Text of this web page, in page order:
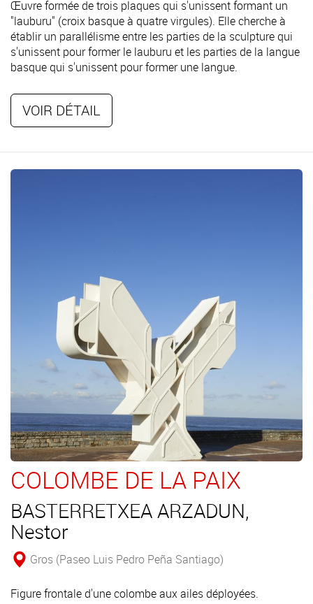
Œuvre formée de trois plaques qui s'unissent formant un
"lauburu" (croix basque à quatre virgules). Elle cherche à
établir un parallélisme entre les parties de la sculpture qui
s'unissent pour former le lauburu et les parties de la langue
basque qui s'unissent pour former une langue.
VOIR DÉTAIL
COLOMBE DE LA PAIX
BASTERRETXEA ARZADUN,
Nestor
Gros (Paseo Luis Pedro Peña Santiago)
Figure frontale d'une colombe aux ailes déployées.